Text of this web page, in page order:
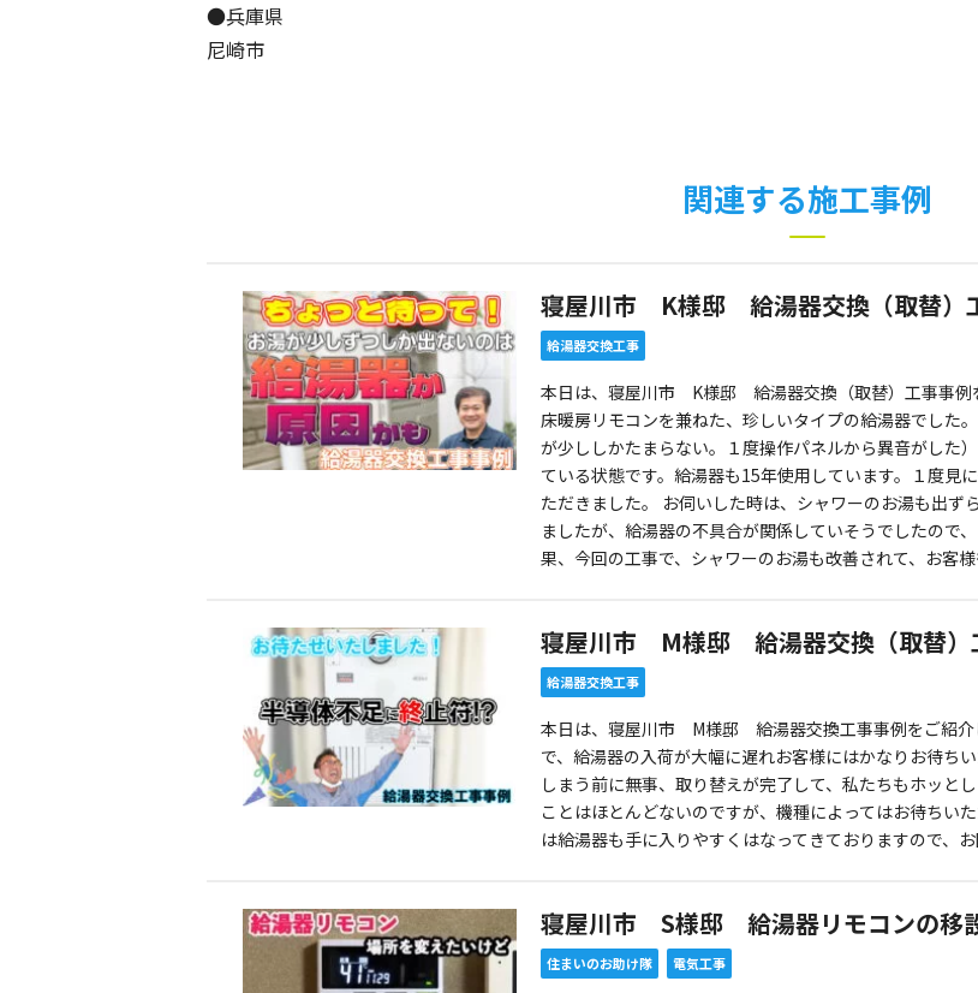
●兵庫県
尼崎市
関連する施工事例
寝屋川市 K様邸 給湯器交換（取替）
給湯器交換工事
本日は、寝屋川市 K様邸 給湯器交換（取替）工事事例
床暖房リモコンを兼ねた、珍しいタイプの給湯器でした
が少ししかたまらない。１度操作パネルから異音がした
ている状態です。給湯器も15年使用しています。１度見
ただきました。 お伺いした時は、シャワーのお湯も出
ましたが、給湯器の不具合が関係していそうでしたので
果、今回の工事で、シャワーのお湯も改善されて、お客様
寝屋川市 M様邸 給湯器交換（取替）
給湯器交換工事
本日は、寝屋川市 M様邸 給湯器交換工事事例をご紹介
で、給湯器の入荷が大幅に遅れお客様にはかなりお待ち
しまう前に無事、取り替えが完了して、私たちもホッと
ことはほとんどないのですが、機種によってはお待ちい
は給湯器も手に入りやすくはなってきておりますので、
寝屋川市 S様邸 給湯器リモコンの移
住まいのお助け隊 電気工事